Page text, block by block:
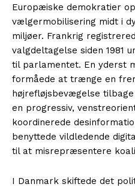
Europæiske demokratier
vælgermobilisering midt i
miljøer. Frankrig
valgdeltagelse siden 1981
til parlamentet. En yderst
formåede at trænge en
højrefløjsbevægelse
en progressiv,
koordinerede
benyttede vildledende
til at misrepræsentere
I Danmark skiftede det